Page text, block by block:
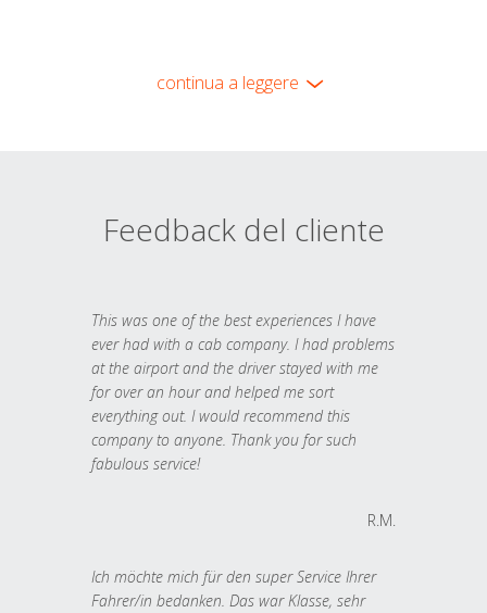
continua a leggere
Feedback del cliente
This was one of the best experiences I have
ever had with a cab company. I had problems
at the airport and the driver stayed with me
for over an hour and helped me sort
everything out. I would recommend this
company to anyone. Thank you for such
fabulous service!
R.M.
Ich möchte mich für den super Service Ihrer
Fahrer/in bedanken. Das war Klasse, sehr